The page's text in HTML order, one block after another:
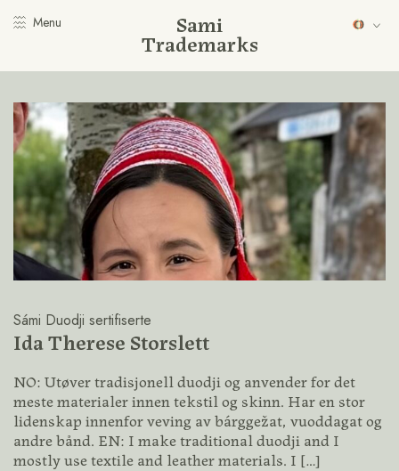
Menu Sami
Trademarks
Sámi Duodji sertifiserte
Ida Therese Storslett
NO: Utøver tradisjonell duodji og anvender for det
meste materialer innen tekstil og skinn. Har en stor
lidenskap innenfor veving av bárggežat, vuoddagat og
andre bånd. EN: I make traditional duodji and I
mostly use textile and leather materials. I […]